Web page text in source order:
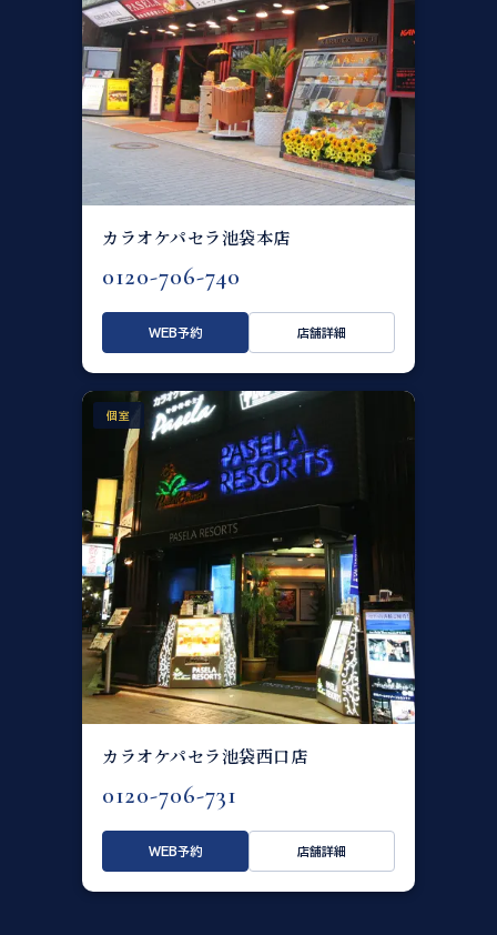
カラオケパセラ池袋本店
0120-706-740
WEB予約 店舗詳細
個室
カラオケパセラ池袋西口店
0120-706-731
WEB予約 店舗詳細